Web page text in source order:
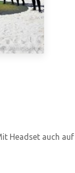
Headset auch auf